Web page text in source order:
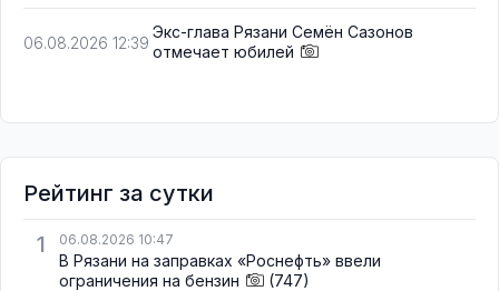
06.08.2026 12:39
Экс-глава Рязани Семён Сазонов
отмечает юбилей
Рейтинг за сутки
1
06.08.2026 10:47
В Рязани на заправках «Роснефть» ввели
ограничения на бензин
(747)